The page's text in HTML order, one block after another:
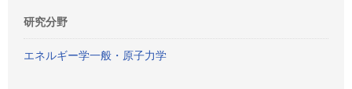
研究分野
エネルギー学一般・原子力学